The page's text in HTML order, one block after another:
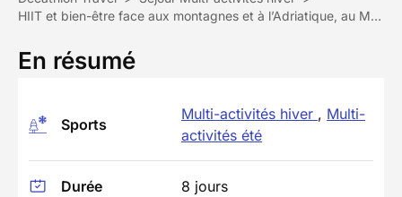
HIIT et bien-être face aux montagnes et à l’Adriatique, au Monténégro
En résumé
Sports
Multi-activités hiver , Multi-
activités été
Durée 8 jours